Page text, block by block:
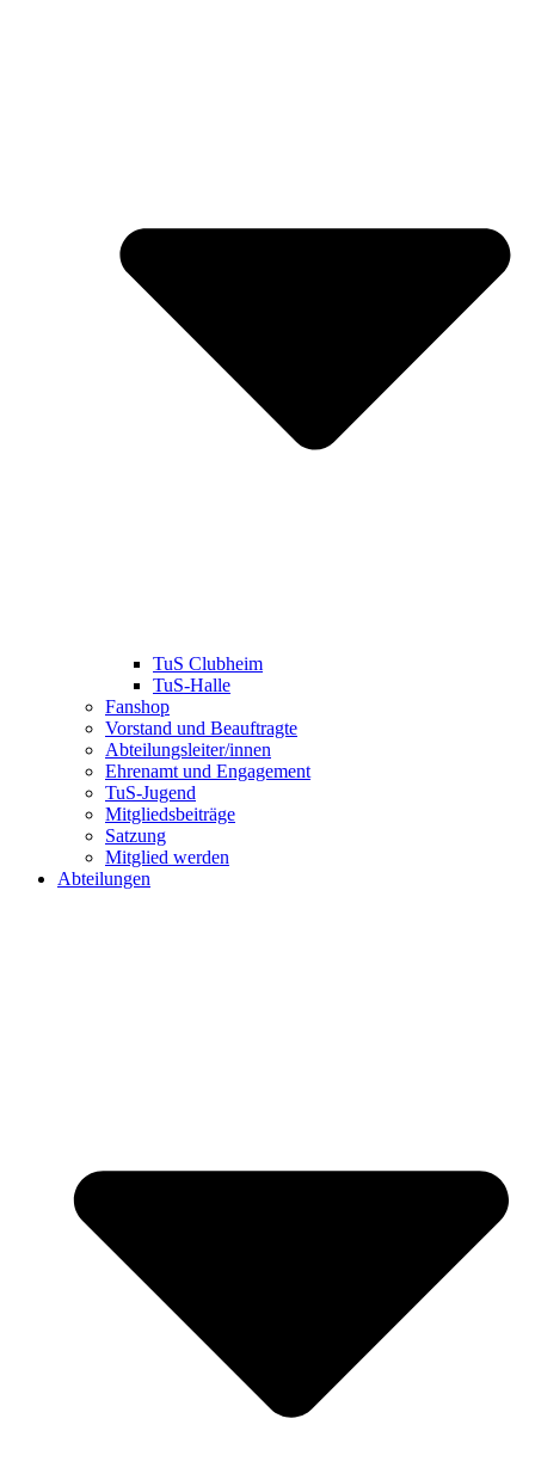
TuS Clubheim
TuS-Halle
Fanshop
Vorstand und Beauftragte
Abteilungsleiter/innen
Ehrenamt und Engagement
TuS-Jugend
Mitgliedsbeiträge
Satzung
Mitglied werden
Abteilungen